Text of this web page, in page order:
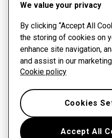
We value your privacy
By clicking “Accept All
the storing of cookies on
enhance site navigation,
and assist in our
Cookie policy
Accept All
Cookies